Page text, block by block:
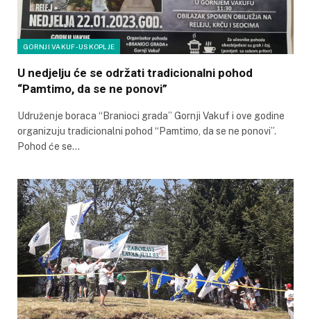
GORNJI VAKUF-USKOPLJE
U nedjelju će se održati tradicionalni pohod
“Pamtimo, da se ne ponovi”
Udruženje boraca “Branioci grada” Gornji Vakuf i ove godine
organizuju tradicionalni pohod “Pamtimo, da se ne ponovi”.
Pohod će se…